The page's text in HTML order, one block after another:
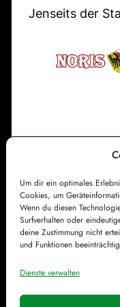
Um dir ein optimales
Cookies, um
Wenn du diesen
Surfverhalten oder
deine Zustimmung nicht
und Funktionen
Dienste verwalten
Jenseits der
Cookie-